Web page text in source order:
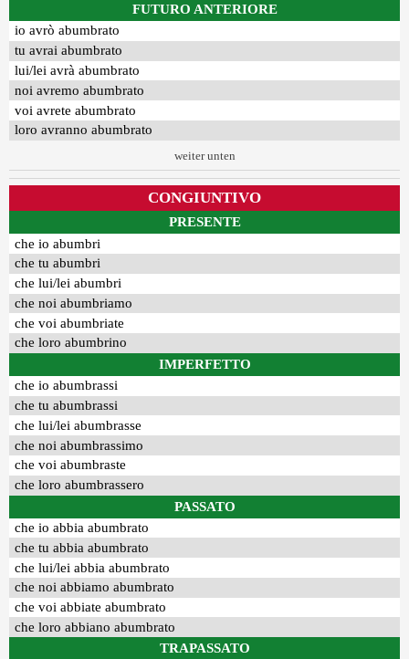
FUTURO ANTERIORE
io avrò abumbrato
tu avrai abumbrato
lui/lei avrà abumbrato
noi avremo abumbrato
voi avrete abumbrato
loro avranno abumbrato
weiter unten
CONGIUNTIVO
PRESENTE
che io abumbri
che tu abumbri
che lui/lei abumbri
che noi abumbriamo
che voi abumbriate
che loro abumbrino
IMPERFETTO
che io abumbrassi
che tu abumbrassi
che lui/lei abumbrasse
che noi abumbrassimo
che voi abumbraste
che loro abumbrassero
PASSATO
che io abbia abumbrato
che tu abbia abumbrato
che lui/lei abbia abumbrato
che noi abbiamo abumbrato
che voi abbiate abumbrato
che loro abbiano abumbrato
TRAPASSATO